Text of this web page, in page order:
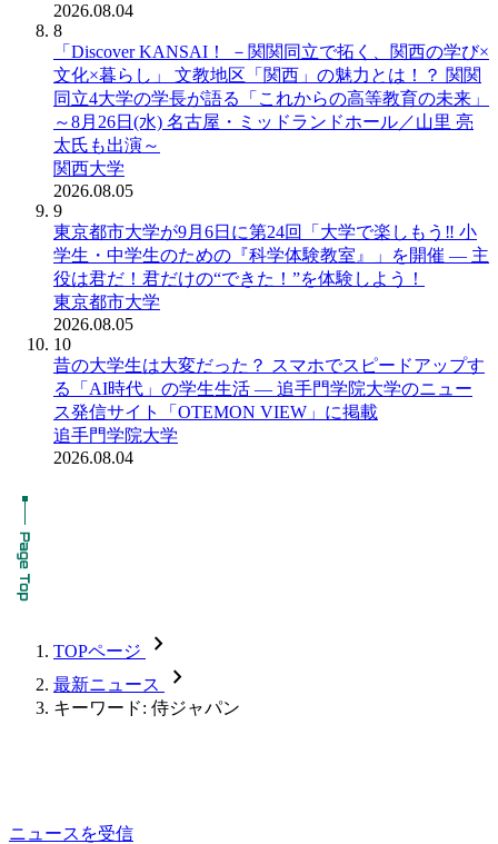
2026.08.04
8
「Discover KANSAI！ －関関同立で拓く、関西の学び×
文化×暮らし」 文教地区「関西」の魅力とは！？ 関関
同立4大学の学長が語る「これからの高等教育の未来」
～8月26日(水) 名古屋・ミッドランドホール／山里 亮
太氏も出演～
関西大学
2026.08.05
9
東京都市大学が9月6日に第24回「大学で楽しもう‼ 小
学生・中学生のための『科学体験教室』」を開催 ― 主
役は君だ！君だけの“できた！”を体験しよう！
東京都市大学
2026.08.05
10
昔の大学生は大変だった？ スマホでスピードアップす
る「AI時代」の学生生活 ― 追手門学院大学のニュー
ス発信サイト「OTEMON VIEW」に掲載
追手門学院大学
2026.08.04
TOPページ chevron_forward
最新ニュース chevron_forward
キーワード: 侍ジャパン
ニュースを受信